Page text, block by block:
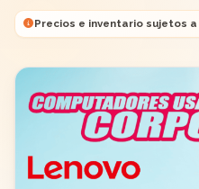
Precios e inventario sujetos